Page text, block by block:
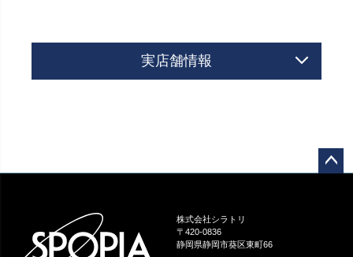
実店舗情報
株式会社シラトリ
〒420-0836
静岡県静岡市葵区東町66